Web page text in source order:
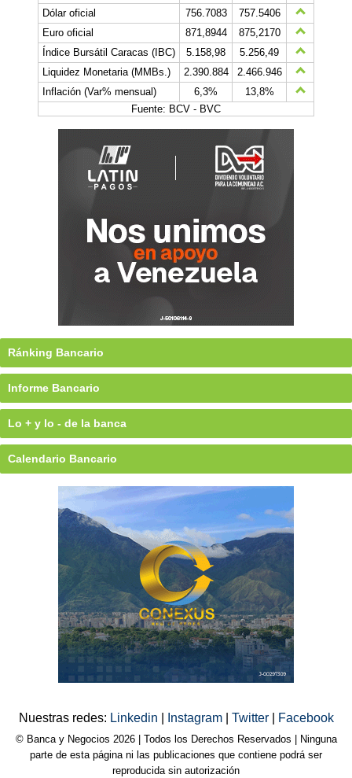
Dólar oficial
756.7083
757.5406
Euro oficial
871,8944
875,2170
Índice Bursátil Caracas (IBC)
5.158,98
5.256,49
Liquidez Monetaria (MMBs.)
2.390.884
2.466.946
Inflación (Var% mensual)
6,3%
13,8%
Fuente: BCV - BVC
Ránking Bancario
Informe Bancario
Lo + y lo - de la banca
Calendario Bancario
Nuestras redes: Linkedin Instagram Twitter Facebook
© Banca y Negocios 2026 | Todos los Derechos Reservados | Ninguna
parte de esta página ni las publicaciones que contiene podrá ser
reproducida sin autorización